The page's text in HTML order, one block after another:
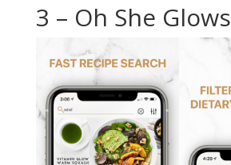
3 – Oh She Glows